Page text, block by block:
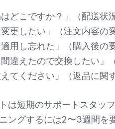
どこですか？」（配送状
更したい」（注文内容の変
用し忘れた」（購入後の要
違えたので交換したい」
てください」（返品に関
は短期のサポートスタッ
ングするには2〜3週間を